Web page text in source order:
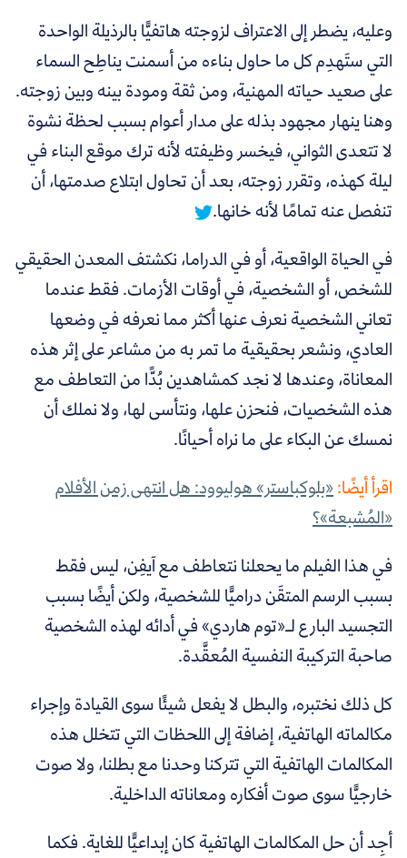
وعليه، يضطر إلى الاعتراف لزوجته هاتفيًّا بالرذيلة الواحدة
التي ستَهدِم كل ما حاول بناءه من أسمنت يناطِح السماء
على صعيد حياته المهنية، ومن ثقة ومودة بينه وبين زوجته.
وهنا ينهار مجهود بذله على مدار أعوام بسبب لحظة نشوة
لا تتعدى الثواني،فيخسر وظيفته لأنه ترك موقع البناء في
ليلة كهذه، وتقرر زوجته، بعد أن تحاول ابتلاع صدمتها، أن
تنفصل عنه تمامًا لأنه خانها.
في الحياة الواقعية، أو في الدراما، نكشتف المعدن الحقيقي
للشخص، أو الشخصية، في أوقات الأزمات. فقط عندما
تعاني الشخصية نعرف عنها أكثر مما نعرفه في وضعها
العادي، ونشعر بحقيقية ما تمر به من مشاعر على إثر هذه
المعاناة، وعندها لا نجد كمشاهدين بُدًّا من التعاطف مع
هذه الشخصيات، فنحزن علها، ونتأسى لها، ولا نملك أن
نمسك عن البكاء على ما نراه أحيانًا.
اقرأ أيضًا:«بلوكباستر» هوليوود: هل انتهى زمن الأفلام
«المُشبعة»؟
في هذا الفيلم ما يحعلنا نتعاطف مع آيفِن، ليس فقط
بسبب الرسم المتقَن دراميًّا للشخصية، ولكن أيضًا بسبب
التجسيد البارع لـ«توم هاردي» في أدائه لهذه الشخصية
صاحبة التركيبة النفسية المُعقَّدة.
كل ذلك نختبره، والبطل لا يفعل شيئًا سوى القيادة وإجراء
مكالماته الهاتفية، إضافة إلى اللحظات التي تتخلل هذه
المكالمات الهاتفية التي تتركنا وحدنا مع بطلنا، ولا صوت
خارجيًّا سوى صوت أفكاره ومعاناته الداخلية.
أجِد أن حل المكالمات الهاتفية كان إبداعيًّا للغاية. فكما